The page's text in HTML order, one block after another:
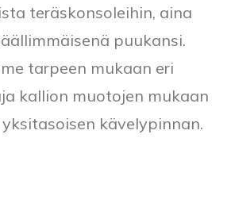
teräskonsoleihin, aina
puukansi.
tarpeen mukaan eri
kallion muotojen mukaan
kävelypinnan.